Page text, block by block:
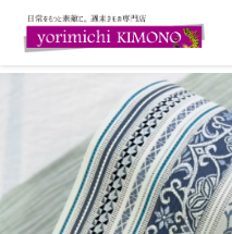
ホーム 帯 本場 博多織・八寸名古屋帯